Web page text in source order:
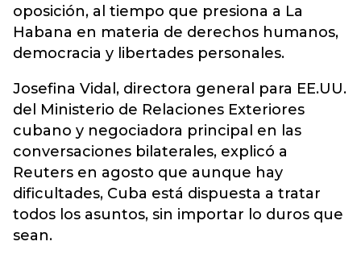
oposición, al tiempo que presiona a La
Habana en materia de derechos humanos,
democracia y libertades personales.
Josefina Vidal, directora general para EE.UU.
del Ministerio de Relaciones Exteriores
cubano y negociadora principal en las
conversaciones bilaterales, explicó a
Reuters en agosto que aunque hay
dificultades, Cuba está dispuesta a tratar
todos los asuntos, sin importar lo duros que
sean.